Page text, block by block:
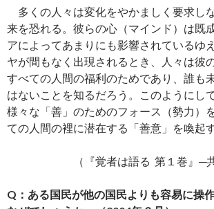
多くの人々は変化をやかましく要求し
来を恐れる。彼らの心（マインド）は既
アによってあまりにも影響されているゆ
ヤが間もなく出現されるとき、人々は彼
すべての人間の福利のためであり、誰も
はないことを知るだろう。このようにし
様々な「善」のためのフォース（勢力）
ての人間の裡に潜在する「善意」を喚起
（『覚者は語る 第１巻』─
Q：ある国民が他の国民よりも容易に操